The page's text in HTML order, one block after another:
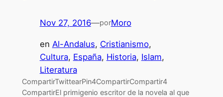
Nov 27, 2016—porMoro
en Al-Andalus, Cristianismo
Cultura, España, Historia, Islam
Literatura
CompartirTwittearPin4CompartirCompartir4
CompartirEl primigenio escritor de la novela al que